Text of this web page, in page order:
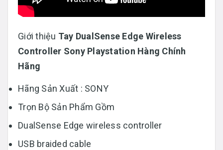
Giới thiệu Tay DualSense Edge Wireless
Controller Sony Playstation Hàng Chính
Hãng
Hãng Sản Xuất : SONY
Trọn Bộ Sản Phẩm Gồm
DualSense Edge wireless controller
USB braided cable